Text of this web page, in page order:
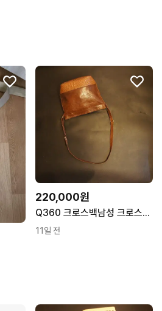
220,000원
Q360 크로스백남성 크로스가방 레더백빈티지가죽가방 레더가방남자백
11일 전